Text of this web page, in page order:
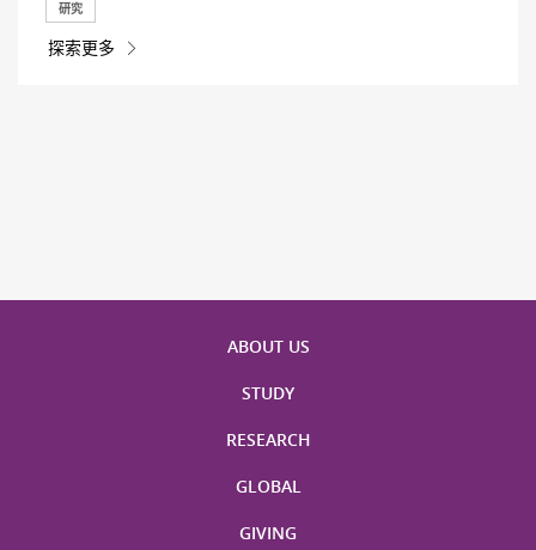
研究
探索更多
ABOUT US
STUDY
RESEARCH
GLOBAL
GIVING